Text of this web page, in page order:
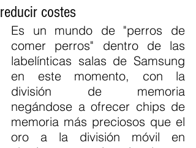
reducir costes
Es un mundo de "perros de
comer perros" dentro de las
labelínticas salas de Samsung
en este momento, con la
división de memoria
negándose a ofrecer chips de
memoria más preciosos que el
oro a la división móvil en